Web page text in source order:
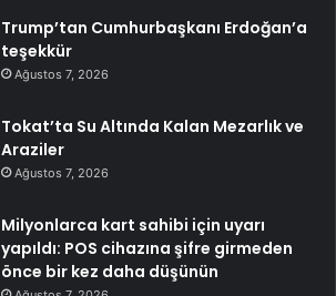
Trump’tan Cumhurbaşkanı Erdoğan’a
teşekkür
Ağustos 7, 2026
Tokat’ta Su Altında Kalan Mezarlık ve
Araziler
Ağustos 7, 2026
Milyonlarca kart sahibi için uyarı
yapıldı: POS cihazına şifre girmeden
önce bir kez daha düşünün